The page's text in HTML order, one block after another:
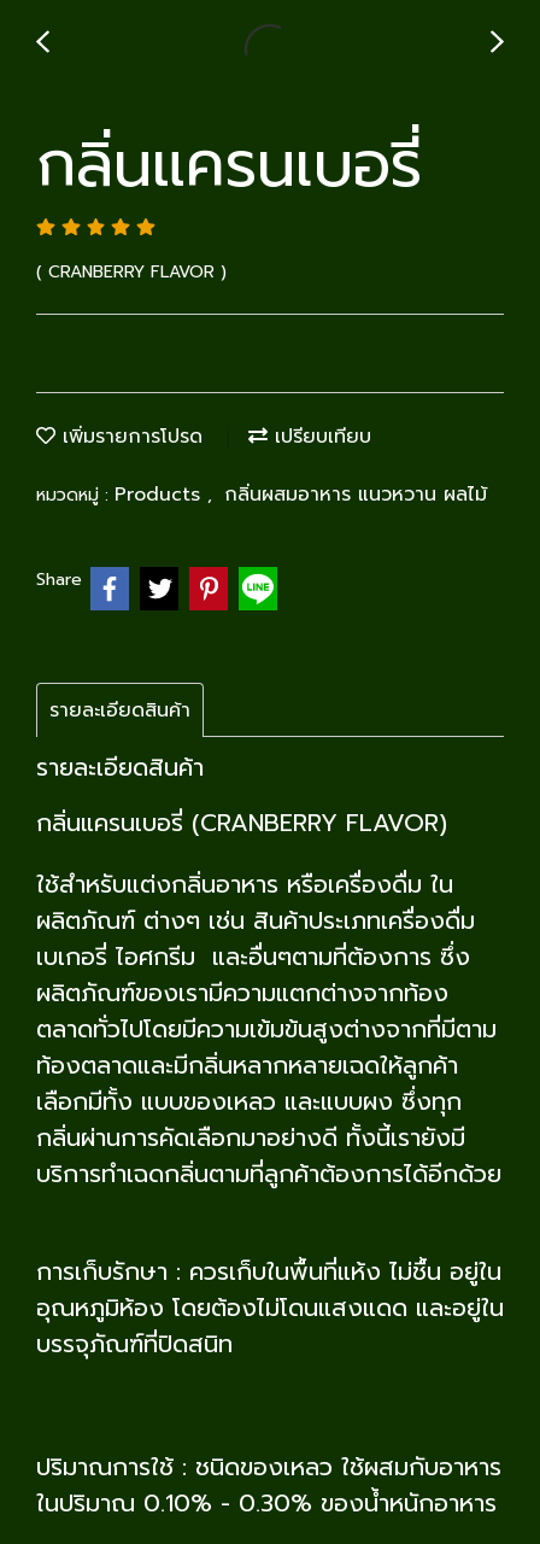
กลิ่นแครนเบอรี่
( CRANBERRY FLAVOR )
เพิ่มรายการโปรด เปรียบเทียบ
หมวดหมู่ : Products , กลิ่นผสมอาหาร แนวหวาน ผลไม้
Share
รายละเอียดสินค้า
รายละเอียดสินค้า
กลิ่นแครนเบอรี่ (CRANBERRY FLAVOR)
ใช้สำหรับแต่งกลิ่นอาหาร หรือเครื่องดื่ม ใน
ผลิตภัณฑ์ ต่างๆ เช่น สินค้าประเภทเครื่องดื่ม
เบเกอรี่ ไอศกรีม และอื่นๆตามที่ต้องการ ซึ่ง
ผลิตภัณฑ์ของเรามีความแตกต่างจากท้อง
ตลาดทั่วไปโดยมีความเข้มข้นสูงต่างจากที่มีตาม
ท้องตลาดและมีกลิ่นหลากหลายเฉดให้ลูกค้า
เลือกมีทั้ง แบบของเหลว และแบบผง ซึ่งทุก
กลิ่นผ่านการคัดเลือกมาอย่างดี ทั้งนี้เรายังมี
บริการทำเฉดกลิ่นตามที่ลูกค้าต้องการได้อีกด้วย
การเก็บรักษา : ควรเก็บในพื้นที่แห้ง ไม่ชื้น อยู่ใน
อุณหภูมิห้อง โดยต้องไม่โดนแสงแดด และอยู่ใน
บรรจุภัณฑ์ที่ปิดสนิท
ปริมาณการใช้ : ชนิดของเหลว ใช้ผสมกับอาหาร
ในปริมาณ 0.10% - 0.30% ของน้ำหนักอาหาร